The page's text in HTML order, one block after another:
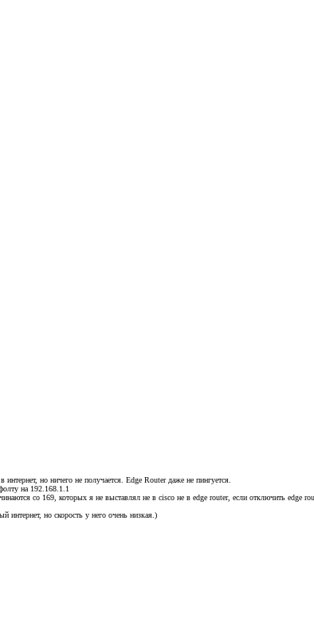
но ничего не получается. Edge Router даже не пингуется.
на 192.168.1.1
со 169, которых я не выставлял не в cisco не в edge router, если отключить edge
но скорость у него очень низкая.)